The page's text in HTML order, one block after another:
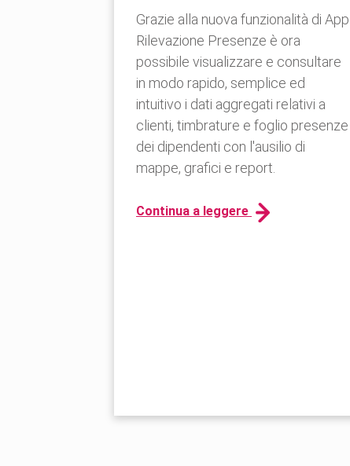
Grazie alla nuova funzionalità di App
Rilevazione Presenze è ora
possibile visualizzare e consultare
in modo rapido, semplice ed
intuitivo i dati aggregati relativi a
clienti, timbrature e foglio presenze
dei dipendenti con l'ausilio di
mappe, grafici e report.
Continua a leggere